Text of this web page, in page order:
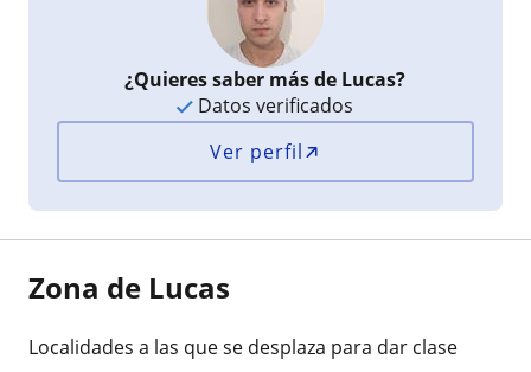
¿Quieres saber más de Lucas?
Datos verificados
Ver perfil
Zona de Lucas
Localidades a las que se desplaza para dar clase